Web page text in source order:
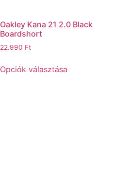
Oakley Kana 21 2.0 Black
Boardshort
22.990 Ft
Opciók választása